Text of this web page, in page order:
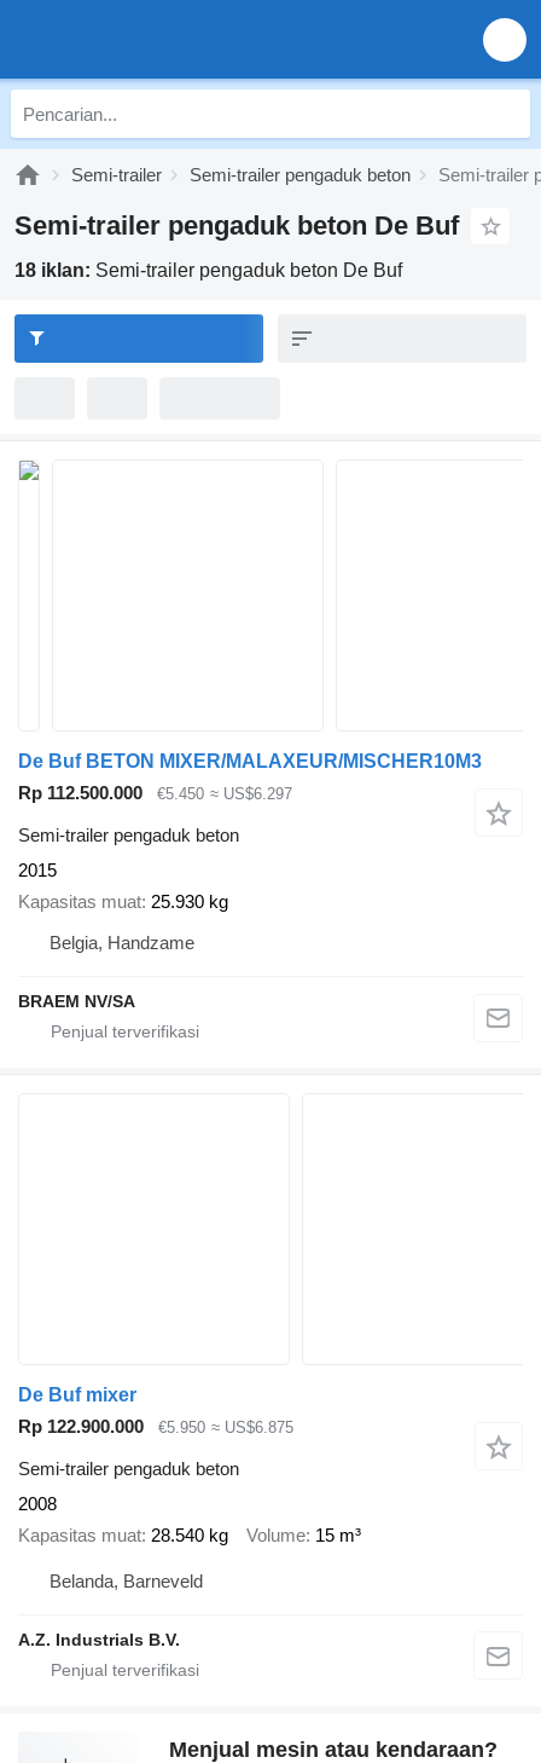
Semi-trailer Semi-trailer pengaduk beton Semi-trailer
Semi-trailer pengaduk beton De Buf
18 iklan: Semi-trailer pengaduk beton De Buf
De Buf BETON MIXER/MALAXEUR/MISCHER10M3
Rp 112.500.000
€5.450 ≈ US$6.297
Semi-trailer pengaduk beton
2015
Kapasitas muat 25.930 kg
Belgia, Handzame
BRAEM NV/SA
De Buf mixer
Rp 122.900.000
€5.950 ≈ US$6.875
Semi-trailer pengaduk beton
2008
Kapasitas muat 28.540 kg Volume 15 m³
Belanda, Barneveld
A.Z. Industrials B.V.
Menjual mesin atau kendaraan?